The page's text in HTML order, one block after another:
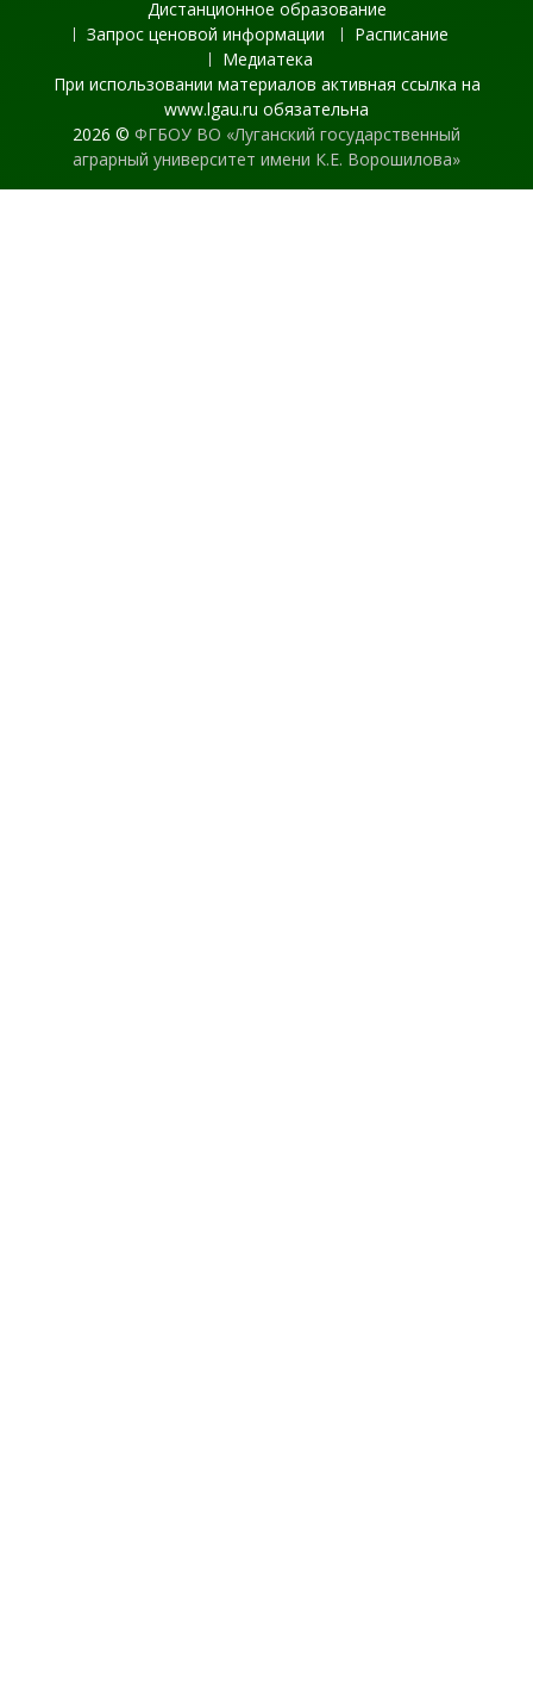
Дистанционное образование
Запрос ценовой информации
Расписание
Медиатека
При использовании материалов активная ссылка на
www.lgau.ru обязательна
2026 © ФГБОУ ВО «Луганский государственный
аграрный университет имени К.Е. Ворошилова»